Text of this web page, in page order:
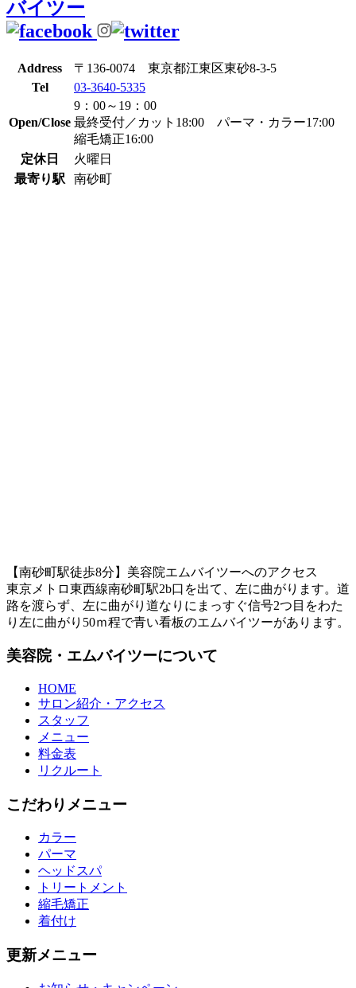
Address
〒136-0074 東京都江東区東砂8-3-5
Tel
03-3640-5335
Open/Close
9：00～19：00
最終受付／カット18:00 パーマ・カラー17:00
縮毛矯正16:00
定休日
火曜日
最寄り駅
南砂町
【南砂町駅徒歩8分】美容院エムバイツーへのアクセス
東京メトロ東西線南砂町駅2b口を出て、左に曲がります。道
路を渡らず、左に曲がり道なりにまっすぐ信号2つ目をわた
り左に曲がり50ｍ程で青い看板のエムバイツーがあります。
美容院・エムバイツーについて
HOME
サロン紹介・アクセス
スタッフ
メニュー
料金表
リクルート
こだわりメニュー
カラー
パーマ
ヘッドスパ
トリートメント
縮毛矯正
着付け
更新メニュー